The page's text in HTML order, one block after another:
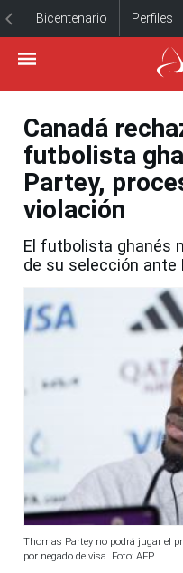
Bicentenario Perfiles
Canadá
futbolista
Partey,
violación
El futbolista ghanés
de su selección ante
Thomas Partey no podrá jugar el
por negado de visa. Foto: AFP.